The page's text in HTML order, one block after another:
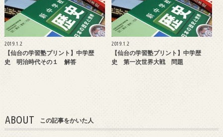
2019.1.2
【仙台の学習塾プリント】中学歴
史 明治時代その１ 解答
2019.1.2
【仙台の学習塾プリント】中学歴
史 第一次世界大戦 問題
ABOUT この記事をかいた人